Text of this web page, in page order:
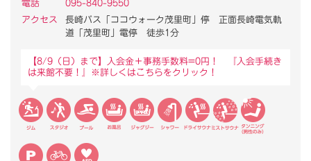
電話
095-840-9550
アクセス
長崎バス「ココウォーク茂里町」停 正面長崎電気軌
道「茂里町」電停 徒歩1分
【8/9（日）まで】入会金＋事務手数料=0円！ 『入会手続き
は来館不要！』※詳しくはこちらをクリック！